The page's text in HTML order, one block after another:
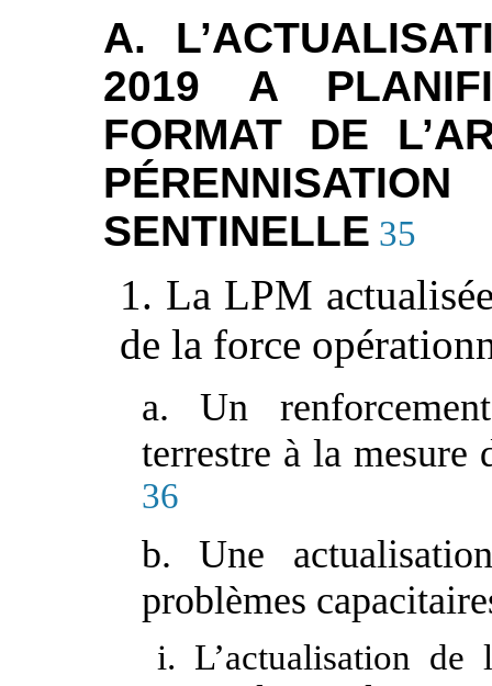
A.
2019 A
FORMAT DE
SENTINELLE 35
1. La LPM
de la force
a. Un
terrestre à la mesure
36
b. Une
problèmes
i. L’actualisation